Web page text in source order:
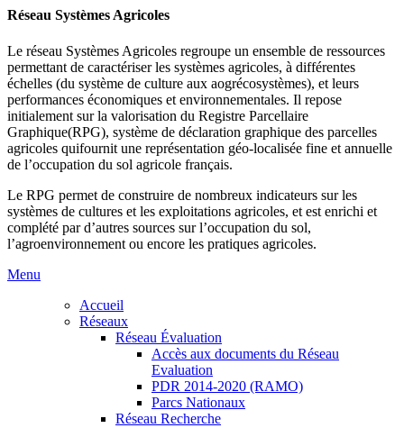
Réseau Systèmes Agricoles
Le réseau Systèmes Agricoles regroupe un ensemble de ressources
permettant de caractériser les systèmes agricoles, à différentes
échelles (du système de culture aux aogrécosystèmes), et leurs
performances économiques et environnementales. Il repose
initialement sur la valorisation du Registre Parcellaire
Graphique(RPG), système de déclaration graphique des parcelles
agricoles quifournit une représentation géo-localisée fine et annuelle
de l’occupation du sol agricole français.
Le RPG permet de construire de nombreux indicateurs sur les
systèmes de cultures et les exploitations agricoles, et est enrichi et
complété par d’autres sources sur l’occupation du sol,
l’agroenvironnement ou encore les pratiques agricoles.
Menu
Accueil
Réseaux
Réseau Évaluation
Accès aux documents du Réseau
Evaluation
PDR 2014-2020 (RAMO)
Parcs Nationaux
Réseau Recherche